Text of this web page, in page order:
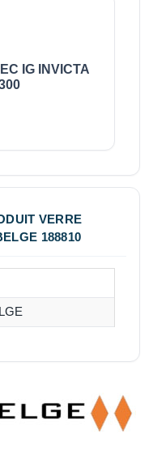
IG INVICTA
VERRE
188810